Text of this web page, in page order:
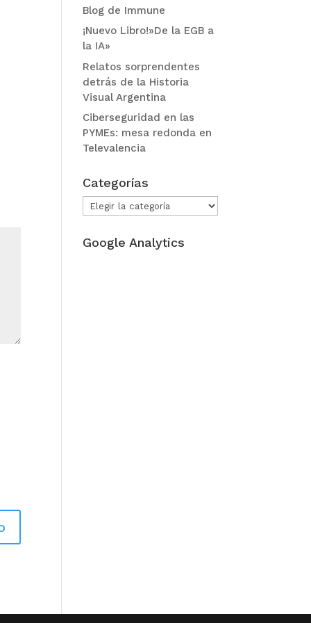
Blog de Immune
¡Nuevo Libro!»De la EGB a
la IA»
Relatos sorprendentes
detrás de la Historia
Visual Argentina
Ciberseguridad en las
PYMEs: mesa redonda en
Televalencia
Categorías
Categorías
Google Analytics